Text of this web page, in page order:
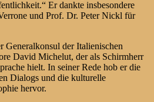
Er dankte insbesondere
und Prof. Dr. Peter Nickl für
Generalkonsul der Italienischen
David Michelut, der als Schirmherr
hielt. In seiner Rede hob er die
Dialogs und die kulturelle
hervor.